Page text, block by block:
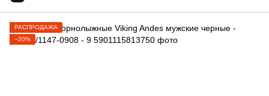
РАСПРОДАЖА
−20%